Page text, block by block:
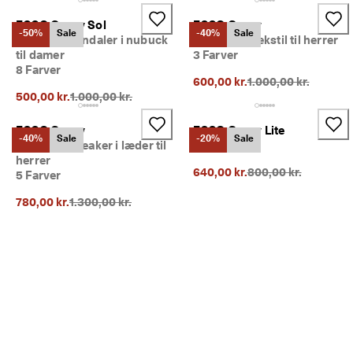
-50% Sale
ECCO Gruuv Sol
Højhælet sandaler i nubuck
til damer
8 Farver
500,00 kr.Oprindelig pris {{price}}:
1.000,00 kr.
-40% Sale
ECCO Gruuv
Sneakers i tekstil til herrer
3 Farver
600,00 kr.Oprindelig pris
1.000,00 kr.
-40% Sale
ECCO Gruuv
Gore-Tex sneaker i læder til
herrer
5 Farver
780,00 kr.Oprindelig pris {{price}}:
1.300,00 kr.
-20% Sale
ECCO Gruuv Lite
1 Farve
640,00 kr.Oprindelig pris
800,00 kr.